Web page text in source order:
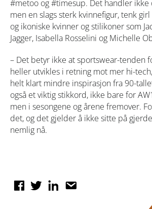
#metoo og #timesup. Det handler ikke
men en slags sterk kvinnefigur, tenk
og ikoniske kvinner og stilikoner som
Jagger, Isabella Rosselini og Michelle
– Det betyr ikke at sportswear-tenden
heller utvikles i retning mot mer hi-
helt klart mindre inspirasjon fra 90-
også et viktig stikkord, ikke bare for
men i sesongene og årene fremover.
det, og det gjelder å ikke sitte på
nemlig nå.